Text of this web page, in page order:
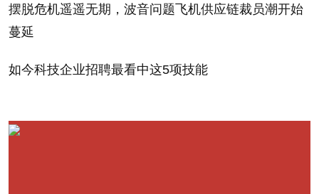
——葡萄汁水迸发的那一刻，真的就像被电到一样，
葡萄的味道原来是这样的！
这就是我想跟你分享的那一天的正念练习。
摆脱危机遥遥无期，波音问题飞机供应链裁员潮开始
蔓延
如今科技企业招聘最看中这5项技能